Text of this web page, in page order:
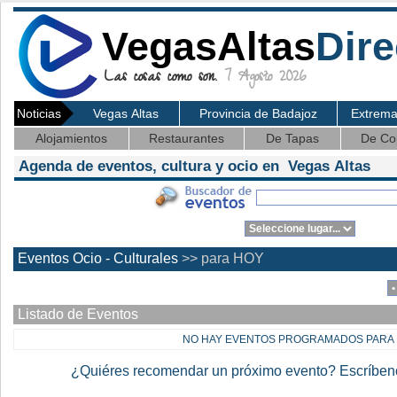
VegasAltas
Las cosas como son. 7 Agosto 2026
Noticias Vegas Altas Provincia de Badajoz
Alojamientos
Restaurantes De Tapas De
Agenda de eventos, cultura y ocio en Vegas Altas
Eventos Ocio - Culturales >> para HOY
Listado de Eventos
NO HAY EVENTOS PROGRAMADOS PARA
¿Quiéres recomendar un próximo evento?